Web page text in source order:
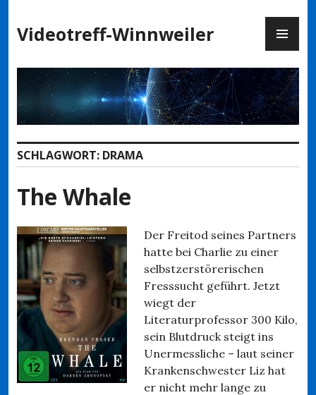
Inhalt
springen
Videotreff-Winnweiler
SCHLAGWORT: DRAMA
The Whale
Der Freitod seines Partners
hatte bei Charlie zu einer
selbstzerstörerischen
Fresssucht geführt. Jetzt
wiegt der
Literaturprofessor 300 Kilo,
sein Blutdruck steigt ins
Unermessliche – laut seiner
Krankenschwester Liz hat
er nicht mehr lange zu